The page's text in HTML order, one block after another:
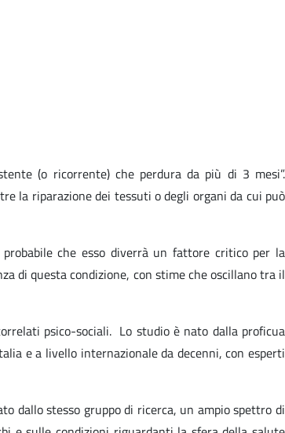
(o ricorrente) che perdura da più di 3 mesi”.
la riparazione dei tessuti o degli organi da cui può
che esso diverrà un fattore critico per la
di questa condizione, con stime che oscillano tra il
psico-sociali. Lo studio è nato dalla proficua
e a livello internazionale da decenni, con esperti
dallo stesso gruppo di ricerca, un ampio spettro di